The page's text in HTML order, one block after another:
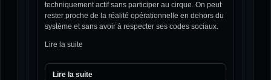
techniquement actif sans participer au cirque. On peut
rester proche de la réalité opérationnelle en dehors du
système et sans avoir à respecter ses codes sociaux.
Lire la suite
Lire la suite